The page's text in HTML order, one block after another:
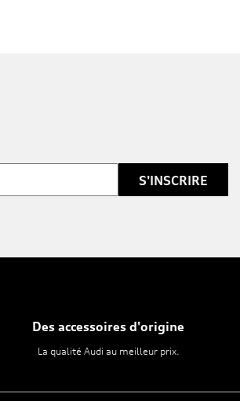
Des accessoires d'origine
La qualité Audi au meilleur prix.